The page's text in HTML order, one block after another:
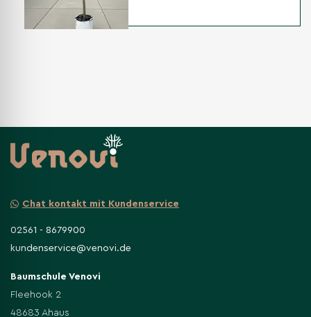
Chat kontakt mit Kundenservice
02561 - 8679900
kundenservice@venovi.de
Baumschule Venovi
Fleehook 2
48683 Ahaus